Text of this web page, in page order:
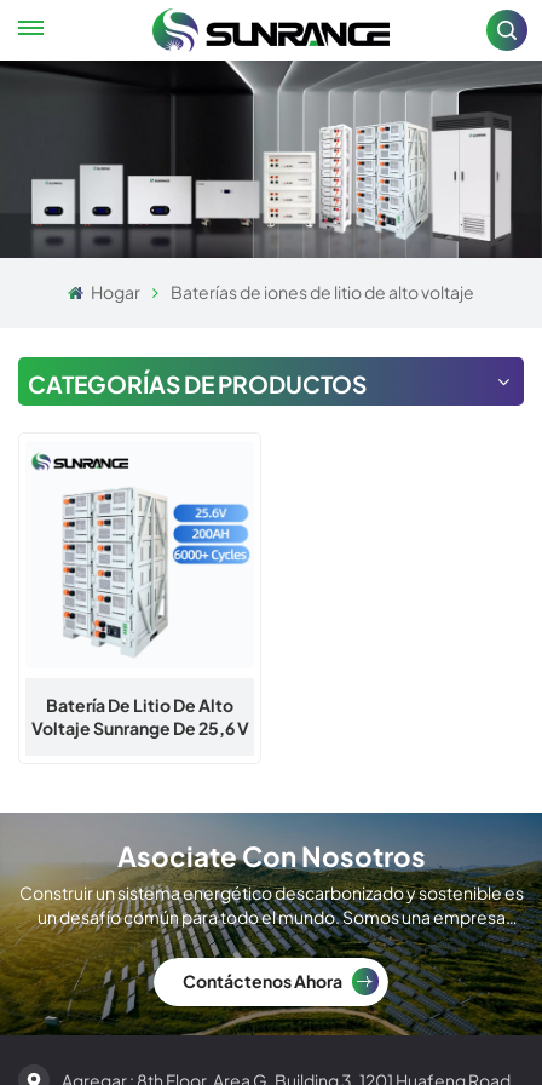
Hogar Baterías de iones de litio de alto voltaje
CATEGORÍAS DE PRODUCTOS
Batería De Litio De Alto
Voltaje Sunrange De 25,6 V
Asociate Con Nosotros
Construir un sistema energético descarbonizado y sostenible es
un desafío común para todo el mundo. Somos una empresa
global de fabricación de módulos solares.
Contáctenos Ahora
Agregar : 8th Floor, Area G, Building 3, 1201 Huafeng Road